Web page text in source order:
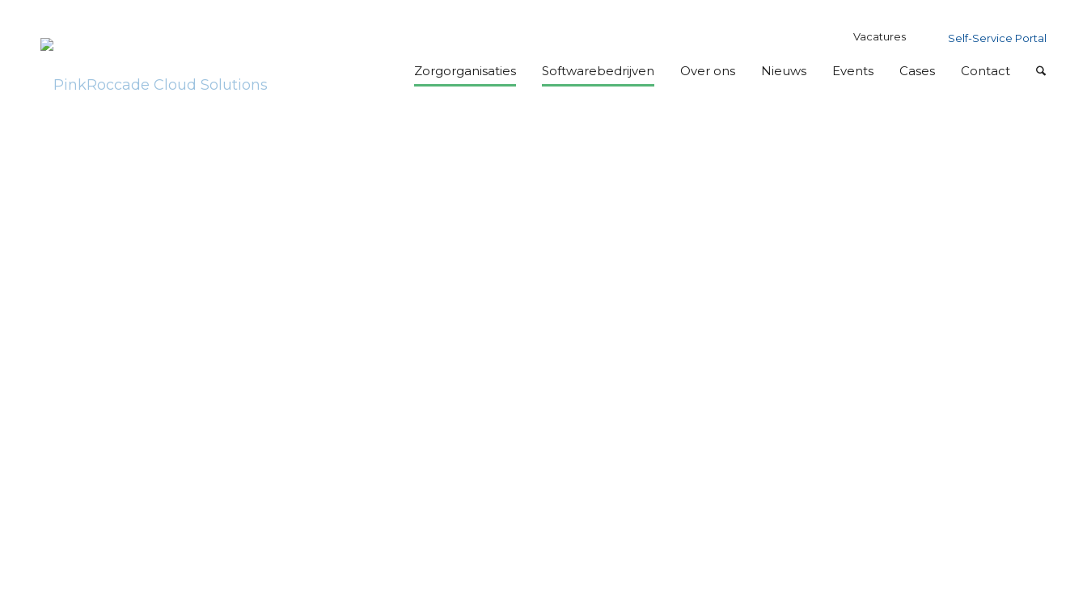
Vacatures Self-Service Portal
Zorgorganisaties Softwarebedrijven Over ons Nieuws Events Cases Contact